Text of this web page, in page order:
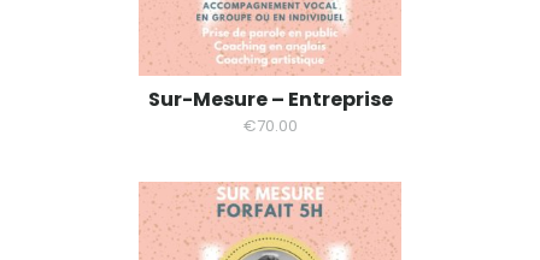
Sur-Mesure – Entreprise
€70.00